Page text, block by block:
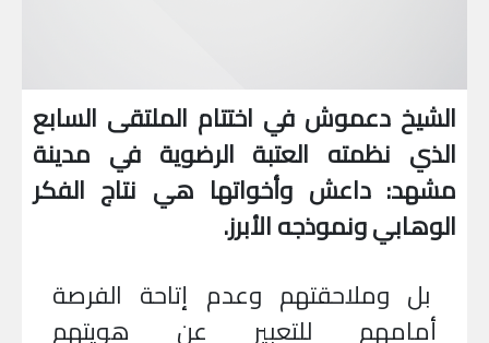
الشيخ دعموش في اختتام الملتقى السابع
الذي نظمته العتبة الرضوية في مدينة
مشهد: داعش وأخواتها هي نتاج الفكر
الوهابي ونموذجه الأبرز.
بل وملاحقتهم وعدم إتاحة الفرصة
أمامهم للتعبير عن هويتهم